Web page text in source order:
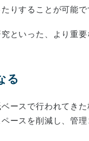
りすることが可能で
といった、より重
る
ースで行われてき
ースを削減し、管